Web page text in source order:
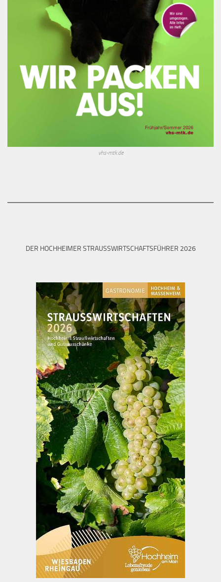
vhs-mtk.de
DER HOCHHEIMER STRAUSSWIRTSCHAFTSFÜHRER 2026